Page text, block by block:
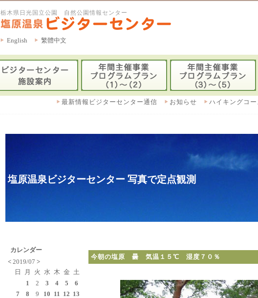
栃木県日光国立公園 自然公園情報センター
English 繁體中文
ハイキングコ
お知らせ
最新情報ビジターセンター通信
塩原温泉ビジターセンター 写真で定点観測
今朝の塩原 曇 気温１５℃ 湿度７０％
カレンダー
< 2019/07 >
日
月 火 水 木 金 土
1
2 3 4 5
6
7
8 9 10 11 12 13